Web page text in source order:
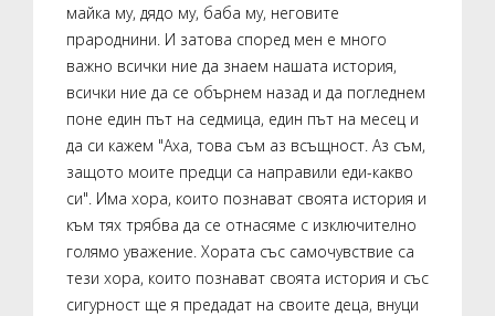
майка му, дядо му, баба му, неговите
прароднини. И затова според мен е много
важно всички ние да знаем нашата история,
всички ние да се обърнем назад и да погледнем
поне един път на седмица, един път на месец и
да си кажем "Аха, това съм аз всъщност. Аз съм,
защото моите предци са направили еди-какво
си". Има хора, които познават своята история и
към тях трябва да се отнасяме с изключително
голямо уважение. Хората със самочувствие са
тези хора, които познават своята история и със
сигурност ще я предадат на своите деца, внуци